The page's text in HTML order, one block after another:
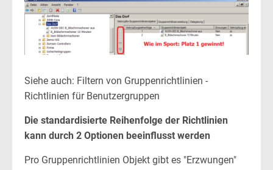
Siehe auch: Filtern von Gruppenrichtlinien -
Richtlinien für Benutzergruppen
Die standardisierte Reihenfolge der Richtlinien
kann durch 2 Optionen beeinflusst werden
Pro Gruppenrichtlinien Objekt gibt es "Erzwungen"